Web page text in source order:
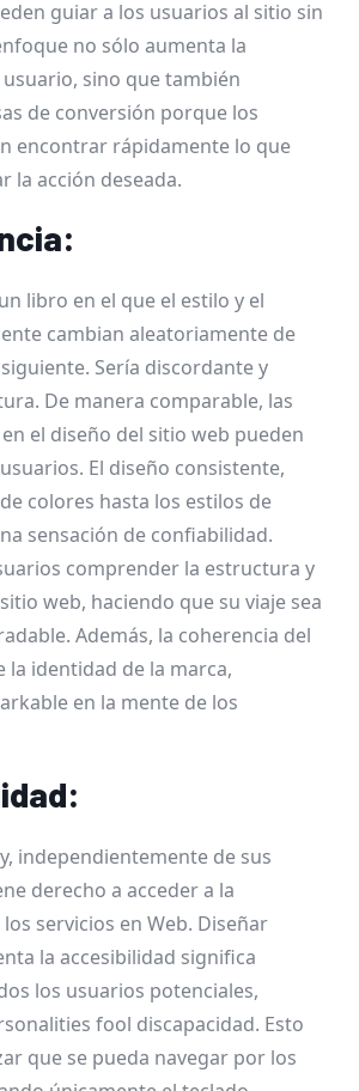
guiar a los usuarios al sitio sin
no sólo aumenta la
sino que también
de conversión porque los
encontrar rápidamente lo que
la acción deseada.
libro en el que el estilo y el
cambian aleatoriamente de
Sería discordante y
De manera comparable, las
el diseño del sitio web pueden
El diseño consistente,
colores hasta los estilos de
sensación de confiabilidad.
comprender la estructura y
web, haciendo que su viaje sea
Además, la coherencia del
la identidad de la marca,
en la mente de los
independientemente de sus
derecho a acceder a la
servicios en Web. Diseñar
la accesibilidad significa
los usuarios potenciales,
fool discapacidad. Esto
que se pueda navegar por los